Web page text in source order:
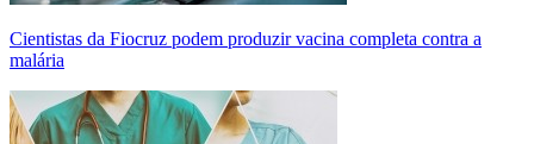
Cientistas da Fiocruz podem produzir vacina completa contra a
malária